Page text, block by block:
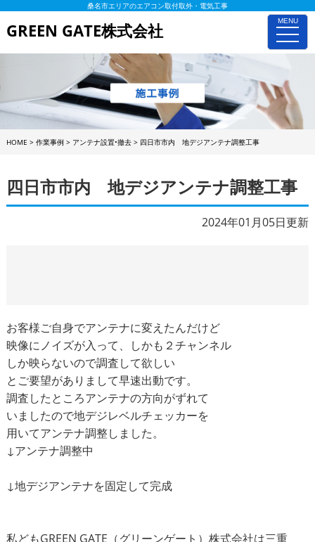
MENU
toggle
桑名市エリアのエアコン取付取外・電気工事
GREEN GATE株式会社
HOME > 作業事例> アンテナ設置•撤去> 四日市市内 地デジアンテナ調整工事
四日市市内 地デジアンテナ調整工事
2024年01月05日更新
お客様ご自身でアンテナに変えたんだけど
映像にノイズが入って、しかも２チャンネル
しか映らないので調査して欲しい
とご要望がありまして早速出動です。
調査したところアンテナの方向がずれて
いましたので地デジレベルチェッカーを
用いてアンテナ調整しました。
↓アンテナ調整中
↓地デジアンテナを固定して完成
私どもGREEN GATE（グリーンゲート）株式会社は三重